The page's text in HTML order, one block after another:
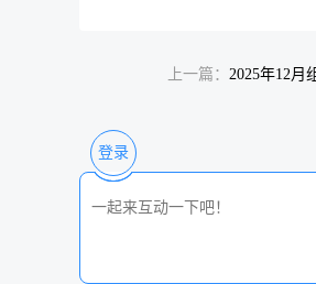
机箱
备注
日期
上一篇： 2025年12月
登录